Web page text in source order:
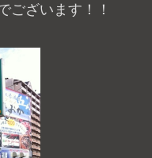
ございます！！